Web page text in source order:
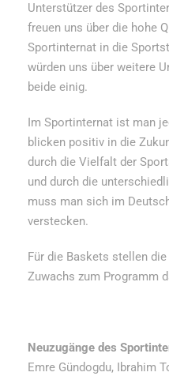
Unterstützer des
freuen uns über die hohe
Sportinternat in die
würden uns über weitere
beide einig.
Im Sportinternat ist man
blicken positiv in die
durch die Vielfalt der
und durch die
muss man sich im
verstecken.
Für die Baskets stellen
Zuwachs zum Programm
Neuzugänge des
Emre Gündogdu, Ibrahim